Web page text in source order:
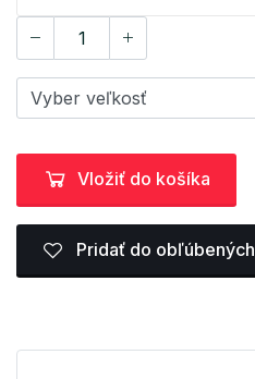
Vložiť do košíka
Pridať do obľúbených